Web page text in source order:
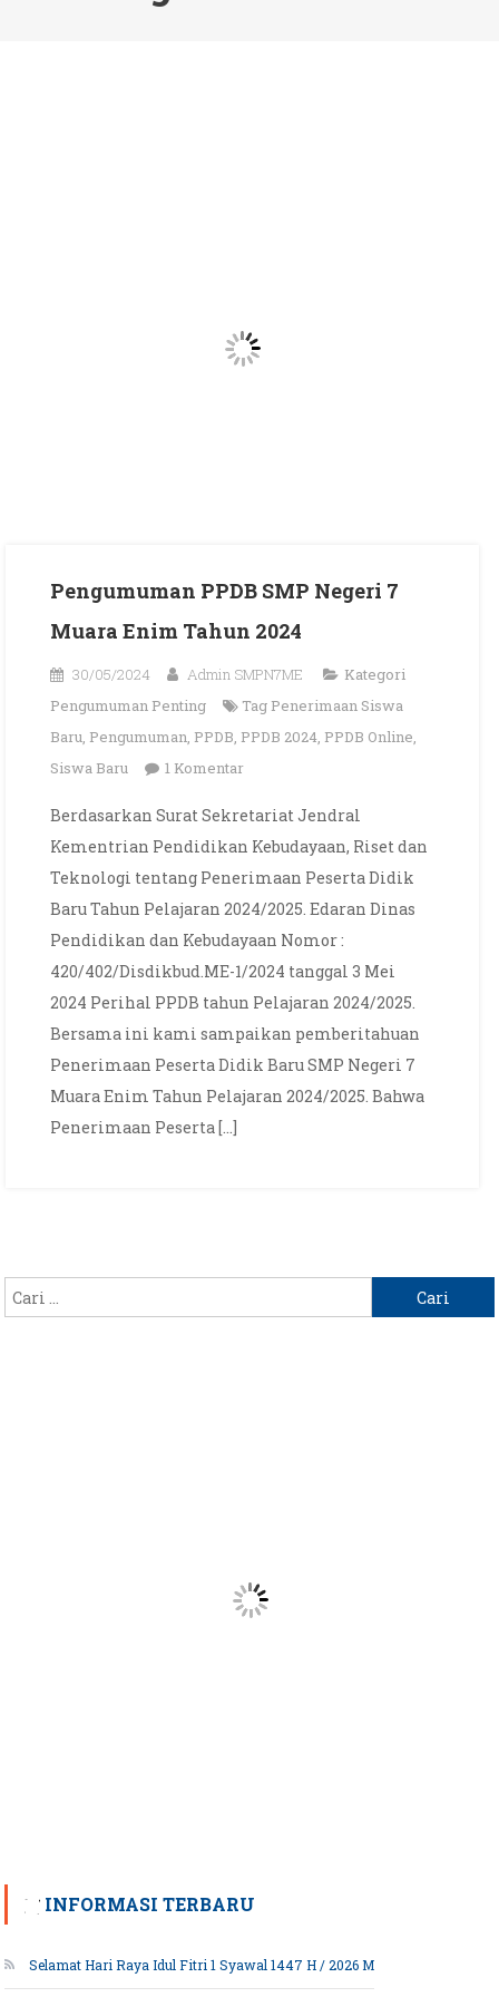
Pengumuman PPDB SMP Negeri 7
Muara Enim Tahun 2024
30/05/2024 Admin SMPN7ME
Kategori
Pengumuman Penting
Tag Penerimaan Siswa
Baru, Pengumuman, PPDB, PPDB 2024, PPDB Online,
Siswa Baru
1 Komentarpada
PPDB
SMP
Negeri
7
Muara
Enim
Tahun
2024
Berdasarkan Surat Sekretariat Jendral
Kementrian Pendidikan Kebudayaan, Riset dan
Teknologi tentang Penerimaan Peserta Didik
Baru Tahun Pelajaran 2024/2025. Edaran Dinas
Pendidikan dan Kebudayaan Nomor :
420/402/Disdikbud.ME-1/2024 tanggal 3 Mei
2024 Perihal PPDB tahun Pelajaran 2024/2025.
Bersama ini kami sampaikan pemberitahuan
Penerimaan Peserta Didik Baru SMP Negeri 7
Muara Enim Tahun Pelajaran 2024/2025. Bahwa
Penerimaan Peserta […]
untuk:
INFORMASI TERBARU
Selamat Hari Raya Idul Fitri 1 Syawal 1447 H / 2026 M